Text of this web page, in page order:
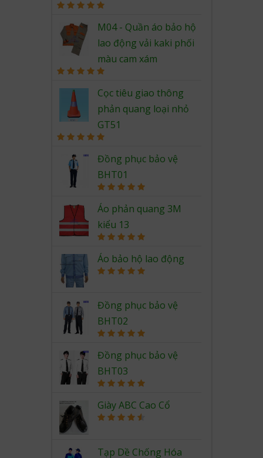
out of 5
M04 - Quần áo bảo hộ
lao động vải kaki phối
màu cam xám
out of 5
Cọc tiêu giao thông
phản quang loại nhỏ
GT51
out of 5
Đồng phục bảo vệ
BHT01
out of 5
Áo phản quang 3M
kiểu 13
out of 5
Áo bảo hộ lao động
Đồng phục bảo vệ
BHT02
out of 5
Đồng phục bảo vệ
BHT03
out of 5
Giày ABC Cao Cổ
Tạp Dề Chống Hóa